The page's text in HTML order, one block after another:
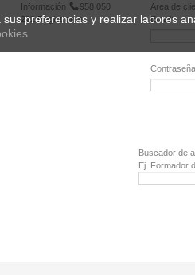
Información
958 050
222 Registrarse
Área de
Email:
Buscador de
Ej. Formador
preferencias y realizar labores